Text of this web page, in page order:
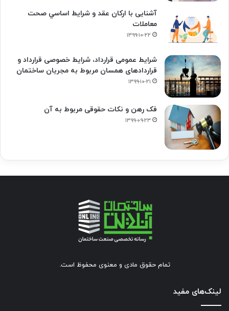
آشنایی با ارکان عقد و شرايط اساسي صحت
معاملات
۱۳۹۹-۱۰-۲۲
شرایط عمومی قرارداد، شرایط خصوصی قرارداد و
قراردادهای همسان مربوط به مجریان ساختمان
۱۳۹۹-۱۰-۲۱
فک‌ رهن و نکات حقوقی مربوط به آن
۱۳۹۹-۰۹-۲۳
تمام حقوق مادی و معنوی محفوظ است.
لینک‌های مفید